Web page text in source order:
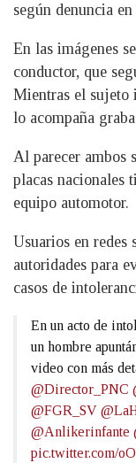
según denuncia
En las imágenes
conductor, que
Mientras el sujeto
lo acompaña
Al parecer ambos
placas nacionales
equipo automotor.
Usuarios en redes
autoridades para
casos de
En un acto de
un hombre
video con más
@Director_PNC
@FGR_SV
@Anlikerinfante
pic.twitter.com/